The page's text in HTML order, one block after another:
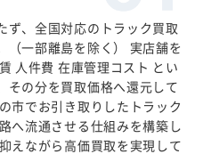
ず、全国対応のトラック買取
（一部離島を除く） 実店舗を
人件費 在庫管理コスト とい
その分を買取価格へ還元して
市でお引き取りしたトラック
へ流通させる仕組みを構築し
えながら高価買取を実現して